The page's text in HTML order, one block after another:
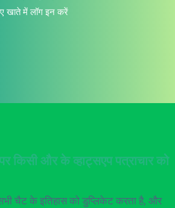
खाते में लॉग इन करें
किसी और के व्हाट्सएप पत्राचार को
सभी चैट के इतिहास को डुप्लिकेट करता है, और